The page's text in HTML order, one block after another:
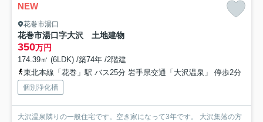
NEW
花巻市湯口
花巻市湯口字大沢 土地建物
350万円
174.39㎡ (6LDK) /築74年 /2階建
東北本線「花巻」駅 バス25分 岩手県交通「大沢温泉」 停歩2分
個別浄化槽
大沢温泉隣りの一般住宅です。空き家になって3年です。 大沢集落の方